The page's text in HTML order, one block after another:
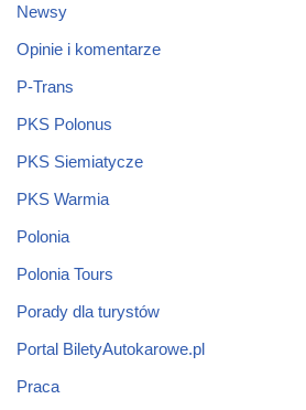
Newsy
Opinie i komentarze
P-Trans
PKS Polonus
PKS Siemiatycze
PKS Warmia
Polonia
Polonia Tours
Porady dla turystów
Portal BiletyAutokarowe.pl
Praca